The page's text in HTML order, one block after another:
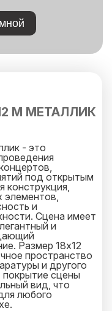
М МЕТАЛЛИК
- это
под открытым
конструкция,
элементов,
и
Сцена имеет
и
Размер 18х12
пространство
и другого
сцены
вид, что
любого